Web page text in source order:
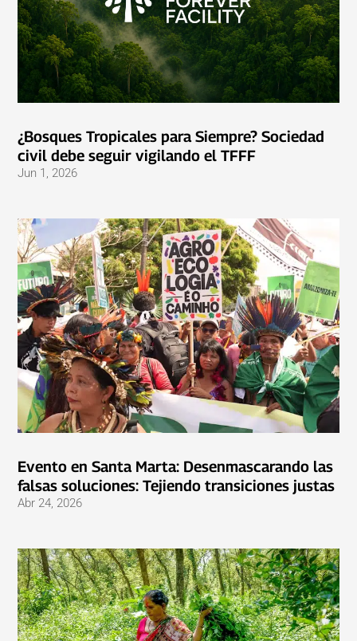
¿Bosques Tropicales para Siempre? Sociedad
civil debe seguir vigilando el TFFF
Jun 1, 2026
Evento en Santa Marta: Desenmascarando las
falsas soluciones: Tejiendo transiciones justas
Abr 24, 2026